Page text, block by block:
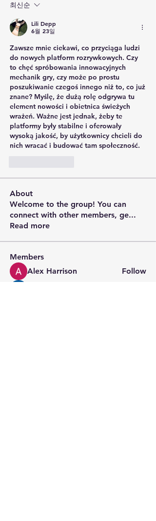
최신순
Lili Depp
6월 23일
Zawsze mnie ciekawi, co przyciąga ludzi
do nowych platform rozrywkowych. Czy
to chęć spróbowania innowacyjnych
mechanik gry, czy może po prostu
poszukiwanie czegoś innego niż to, co już
znane? Myślę, że dużą rolę odgrywa tu
element nowości i obietnica świeżych
wrażeń. Ważne jest jednak, żeby te
platformy były stabilne i oferowały
wysoką jakość, by użytkownicy chcieli do
nich wracać i budować tam społeczność.
About
Welcome to the group! You can
connect with other members, ge...
Read more
Members
Alex Harrison
Follow